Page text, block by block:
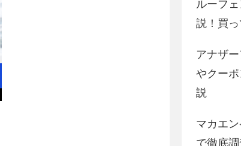
ルーフ
説！買
アナザ
やクー
説
マカエ
で徹底